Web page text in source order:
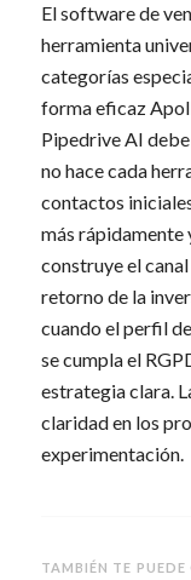
El software de
herramienta
categorías
forma eficaz
Pipedrive AI
no hace cada
contactos
más rápidamente
construye el
retorno de la
cuando el perfil
se cumpla el
estrategia clara.
claridad en los
experimentación.
TAMBIÉN TE PUEDE